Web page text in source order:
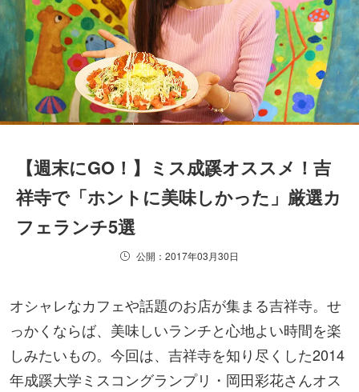
【週末にGO！】ミス成蹊オススメ！吉
祥寺で「ホントに美味しかった」厳選カ
フェランチ5選
公開：2017年03月30日
オシャレなカフェや話題のお店が集まる吉祥寺。せ
っかくならば、美味しいランチと心地よい時間を楽
しみたいもの。今回は、吉祥寺を知り尽くした2014
年成蹊大学ミスコングランプリ・岡田彩花さんオス